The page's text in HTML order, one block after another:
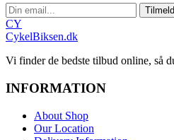
CY
CykelBiksen.dk
Vi finder de bedste tilbud online, så
INFORMATION
About Shop
Our Location